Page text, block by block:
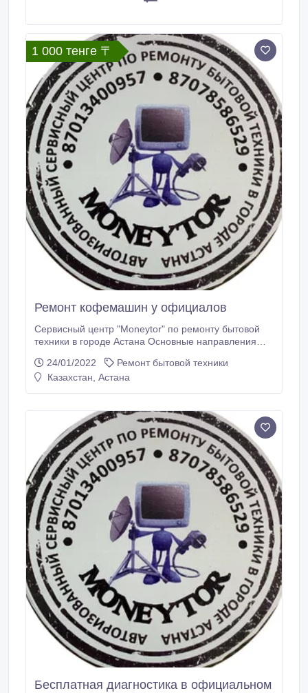
1 000 тенге 〒
Ремонт кофемашин у официалов
Сервисный центр "Moneytor" по ремонту бытовой
техники в городе Астана Основные направления
постгарантийный ремонт техники Gorenje, Hisense,
Neoline, Philips, Galaxy, Kolner, Ставр, (кухня)
кофе-машины, кухонные комбайны, тостеры,
термоподы и.
24/01/2022
Ремонт бытовой техники
Казахстан, Астана
Бесплатная диагностика в официальном